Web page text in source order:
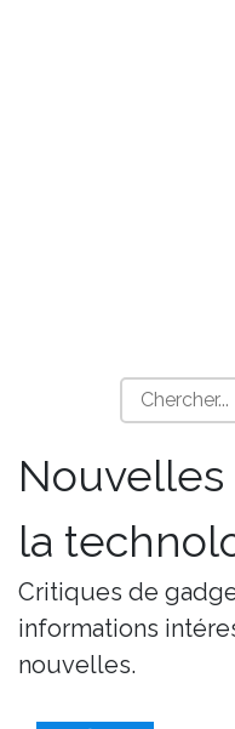
la
Critiques de
informations
nouvelles.